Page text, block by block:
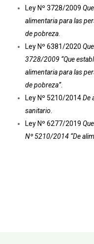
Ley Nº 3728/2009
alimentaria para las
de pobreza
Ley Nº 6381/2020
3728/2009 “Que
alimentaria para las
de pobreza”.
Ley Nº 5210/2014De
sanitario
Ley Nº 6277/2019
Nº 5210/2014 “De